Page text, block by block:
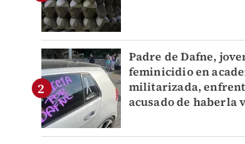
Padre de Dafne,
feminicidio en
militarizada,
acusado de haberla